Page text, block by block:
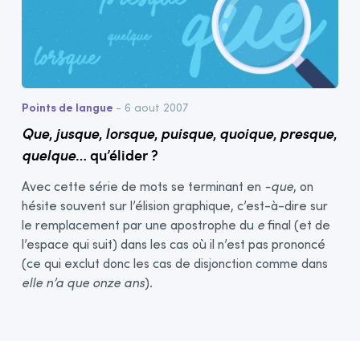
Points de langue - 6 aout 2007
Que, jusque, lorsque, puisque, quoique, presque,
quelque… qu’élider ?
Avec cette série de mots se terminant en -⁠que, on
hésite souvent sur l’élision graphique, c’est-à-dire sur
le remplacement par une apostrophe du efinal (et de
l’espace qui suit) dans les cas où il n’est pas prononcé
(ce qui exclut donc les cas de disjonction comme dans
elle n’a que onze ans).